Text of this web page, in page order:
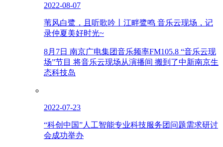
2022-08-07
苇风白鹭，且听歌吟丨江畔鹭鸣 音乐云现场，记
录仲夏美好时光~
8月7日 南京广电集团音乐频率FM105.8 “音乐云现
场”节目 将音乐云现场从演播间 搬到了中新南京生
态科技岛
2022-07-23
“科创中国”人工智能专业科技服务团问题需求研讨
会成功举办